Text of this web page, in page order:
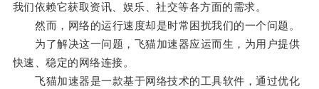
我们依赖它获取资讯、娱乐、社交等各方面的需求。
然而，网络的运行速度却是时常困扰我们的一个问题。
为了解决这一问题，飞猫加速器应运而生，为用户提供
快速、稳定的网络连接。
飞猫加速器是一款基于网络技术的工具软件，通过优化